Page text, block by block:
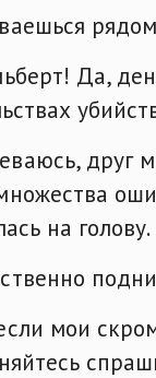
Да,
друг
на голову.
мои